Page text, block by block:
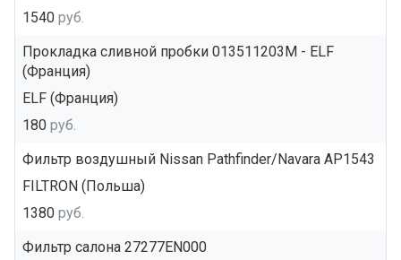
1540 руб.
Прокладка сливной пробки 013511203M - ELF
(Франция)
ELF (Франция)
180 руб.
Фильтр воздушный Nissan Pathfinder/Navara AP1543
FILTRON (Польша)
1380 руб.
Фильтр салона 27277EN000